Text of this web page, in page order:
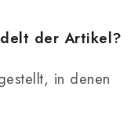
der Artikel?
in denen